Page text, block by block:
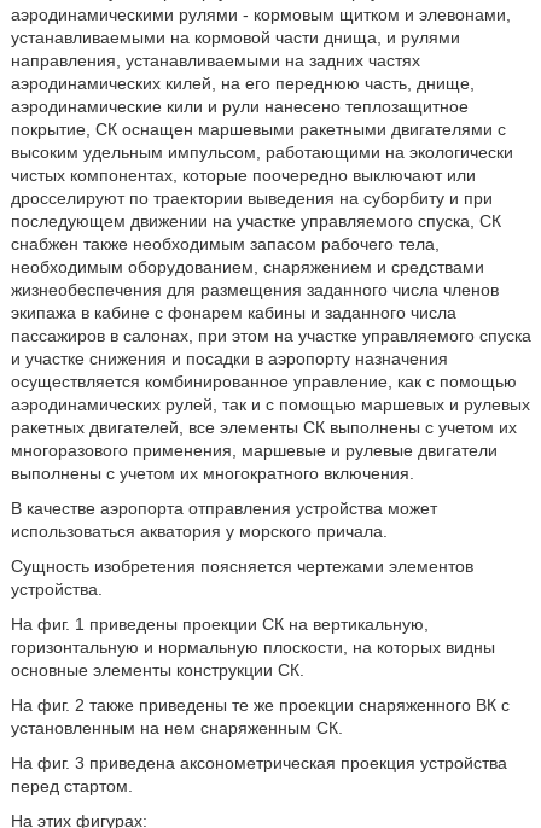
аэродинамическими рулями - кормовым щитком и элевонами,
устанавливаемыми на кормовой части днища, и рулями
направления, устанавливаемыми на задних частях
аэродинамических килей, на его переднюю часть, днище,
аэродинамические кили и рули нанесено теплозащитное
покрытие, СК оснащен маршевыми ракетными двигателями с
высоким удельным импульсом, работающими на экологически
чистых компонентах, которые поочередно выключают или
дросселируют по траектории выведения на суборбиту и при
последующем движении на участке управляемого спуска, СК
снабжен также необходимым запасом рабочего тела,
необходимым оборудованием, снаряжением и средствами
жизнеобеспечения для размещения заданного числа членов
экипажа в кабине с фонарем кабины и заданного числа
пассажиров в салонах, при этом на участке управляемого спуска
и участке снижения и посадки в аэропорту назначения
осуществляется комбинированное управление, как с помощью
аэродинамических рулей, так и с помощью маршевых и рулевых
ракетных двигателей, все элементы СК выполнены с учетом их
многоразового применения, маршевые и рулевые двигатели
выполнены с учетом их многократного включения.
В качестве аэропорта отправления устройства может
использоваться акватория у морского причала.
Сущность изобретения поясняется чертежами элементов
устройства.
На фиг. 1 приведены проекции СК на вертикальную,
горизонтальную и нормальную плоскости, на которых видны
основные элементы конструкции СК.
На фиг. 2 также приведены те же проекции снаряженного ВК с
установленным на нем снаряженным СК.
На фиг. 3 приведена аксонометрическая проекция устройства
перед стартом.
На этих фигурах: